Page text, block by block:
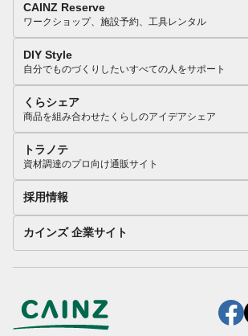
CAINZ Reserve
ワークショップ、施設予約、工具レンタル
DIY Style
自分でものづくりしたいすべての人をサポート
くらシェア
商品を組み合わせたくらしのアイデアシェア
トラノテ
資材調達のプロ向け通販サイト
採用情報
カインズ 企業サイト